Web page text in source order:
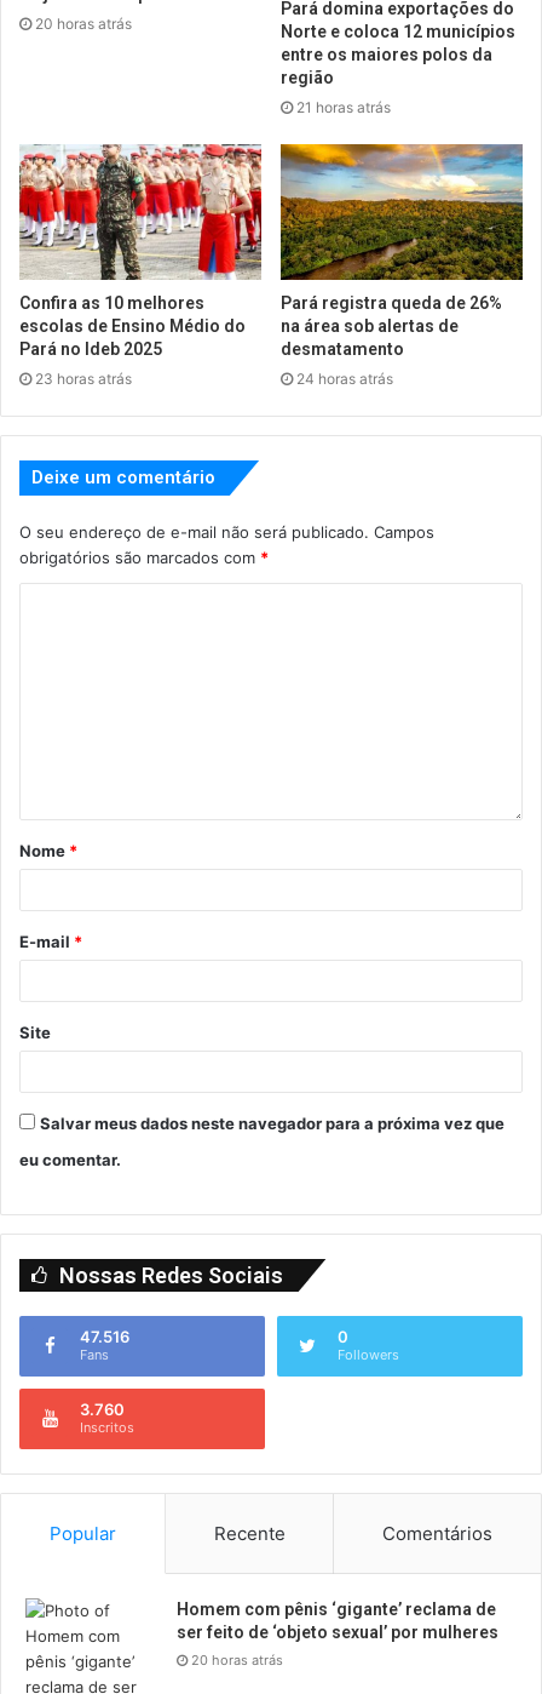
20 horas atrás
Pará domina exportações do
Norte e coloca 12 municípios
entre os maiores polos da
região
21 horas atrás
Confira as 10 melhores
escolas de Ensino Médio do
Pará no Ideb 2025
23 horas atrás
Pará registra queda de 26%
na área sob alertas de
desmatamento
24 horas atrás
Deixe um comentário
O seu endereço de e-mail não será publicado. Campos
obrigatórios são marcados com *
Nome *
E-mail *
Site
Salvar meus dados neste navegador para a próxima vez que
eu comentar.
Nossas Redes Sociais
47.516
Fans
0
Followers
3.760
Inscritos
Popular Recente Comentários
Homem com pênis ‘gigante’ reclama de
ser feito de ‘objeto sexual’ por mulheres
20 horas atrás